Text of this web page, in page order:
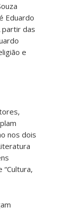
Eduardo
partir das
e
nos dois